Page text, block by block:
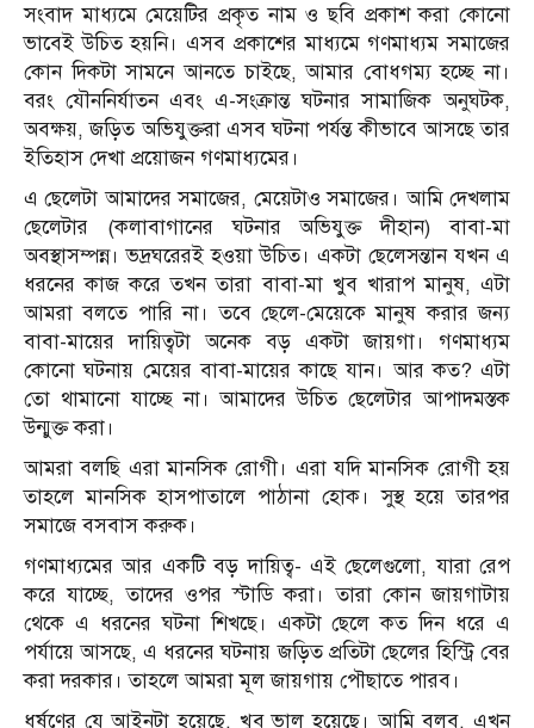
সংবাদ মাধ্যমে মেয়েটির প্রকৃত নাম ও ছবি প্রকাশ করা কোনো
ভাবেই উচিত হয়নি। এসব প্রকাশের মাধ্যমে গণমাধ্যম সমাজের
কোন দিকটা সামনে আনতে চাইছে, আমার বোধগম্য হচ্ছে না।
বরং যৌননির্যাতন এবং এ-সংক্রান্ত ঘটনার সামাজিক অনুঘটক,
অবক্ষয়, জড়িত অভিযুক্তরা এসব ঘটনা পর্যন্ত কীভাবে আসছে তার
ইতিহাস দেখা প্রয়োজন গণমাধ্যমের।
এ ছেলেটা আমাদের সমাজের, মেয়েটাও সমাজের। আমি দেখলাম
ছেলেটার (কলাবাগানের ঘটনার অভিযুক্ত দীহান) বাবা-মা
অবস্থাসম্পন্ন। ভদ্রঘরেরই হওয়া উচিত। একটা ছেলেসন্তান যখন এ
ধরনের কাজ করে তখন তারা বাবা-মা খুব খারাপ মানুষ, এটা
আমরা বলতে পারি না। তবে ছেলে-মেয়েকে মানুষ করার জন্য
বাবা-মায়ের দায়িত্বটা অনেক বড় একটা জায়গা। গণমাধ্যম
কোনো ঘটনায় মেয়ের বাবা-মায়ের কাছে যান। আর কত? এটা
তো থামানো যাচ্ছে না। আমাদের উচিত ছেলেটার আপাদমস্তক
উন্মুক্ত করা।
আমরা বলছি এরা মানসিক রোগী। এরা যদি মানসিক রোগী হয়
তাহলে মানসিক হাসপাতালে পাঠানা হোক। সুস্থ হয়ে তারপর
সমাজে বসবাস করুক।
গণমাধ্যমের আর একটি বড় দায়িত্ব- এই ছেলেগুলো, যারা রেপ
করে যাচ্ছে, তাদের ওপর স্টাডি করা। তারা কোন জায়গাটায়
থেকে এ ধরনের ঘটনা শিখছে। একটা ছেলে কত দিন ধরে এ
পর্যায়ে আসছে, এ ধরনের ঘটনায় জড়িত প্রতিটা ছেলের হিস্ট্রি বের
করা দরকার। তাহলে আমরা মূল জায়গায় পৌছাতে পারব।
ধর্ষণের যে আইনটা হয়েছে, খুব ভাল হয়েছে। আমি বলব, এখন